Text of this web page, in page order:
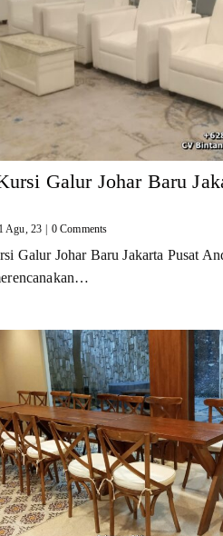
Galur Johar Baru
1 Agu, 23 0 Comments
Galur Johar Baru Jakarta Pusat